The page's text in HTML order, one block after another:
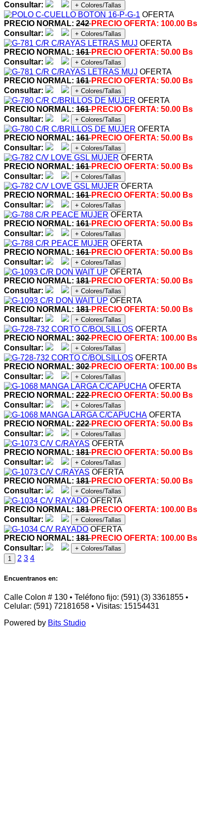
Consultar:
+ Colores/Tallas
OFERTA
PRECIO NORMAL: 242PRECIO OFERTA: 100.00 Bs
Consultar:
+ Colores/Tallas
OFERTA
PRECIO NORMAL: 161PRECIO OFERTA: 50.00 Bs
Consultar:
+ Colores/Tallas
OFERTA
PRECIO NORMAL: 161PRECIO OFERTA: 50.00 Bs
Consultar:
+ Colores/Tallas
OFERTA
PRECIO NORMAL: 161PRECIO OFERTA: 50.00 Bs
Consultar:
+ Colores/Tallas
OFERTA
PRECIO NORMAL: 161PRECIO OFERTA: 50.00 Bs
Consultar:
+ Colores/Tallas
OFERTA
PRECIO NORMAL: 161PRECIO OFERTA: 50.00 Bs
Consultar:
+ Colores/Tallas
OFERTA
PRECIO NORMAL: 161PRECIO OFERTA: 50.00 Bs
Consultar:
+ Colores/Tallas
OFERTA
PRECIO NORMAL: 161PRECIO OFERTA: 50.00 Bs
Consultar:
+ Colores/Tallas
OFERTA
PRECIO NORMAL: 161PRECIO OFERTA: 50.00 Bs
Consultar:
+ Colores/Tallas
OFERTA
PRECIO NORMAL: 181PRECIO OFERTA: 50.00 Bs
Consultar:
+ Colores/Tallas
OFERTA
PRECIO NORMAL: 181PRECIO OFERTA: 50.00 Bs
Consultar:
+ Colores/Tallas
OFERTA
PRECIO NORMAL: 302PRECIO OFERTA: 100.00 Bs
Consultar:
+ Colores/Tallas
OFERTA
PRECIO NORMAL: 302PRECIO OFERTA: 100.00 Bs
Consultar:
+ Colores/Tallas
OFERTA
PRECIO NORMAL: 222PRECIO OFERTA: 50.00 Bs
Consultar:
+ Colores/Tallas
OFERTA
PRECIO NORMAL: 222PRECIO OFERTA: 50.00 Bs
Consultar:
+ Colores/Tallas
OFERTA
PRECIO NORMAL: 181PRECIO OFERTA: 50.00 Bs
Consultar:
+ Colores/Tallas
OFERTA
PRECIO NORMAL: 181PRECIO OFERTA: 50.00 Bs
Consultar:
+ Colores/Tallas
OFERTA
PRECIO NORMAL: 181PRECIO OFERTA: 100.00 Bs
Consultar:
+ Colores/Tallas
OFERTA
PRECIO NORMAL: 181PRECIO OFERTA: 100.00 Bs
Consultar:
+ Colores/Tallas
1
2 3 4
Encuentranos en:
Calle Colon # 130 • Teléfono fijo: (591) (3) 3361855 •
Celular: (591) 72181658 • Visitas: 15154431
Powered by Bits Studio